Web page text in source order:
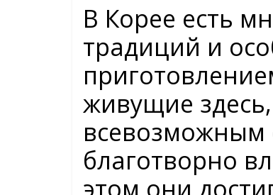
В Корее есть
традиций и
живущие
всевозможным
благотворно